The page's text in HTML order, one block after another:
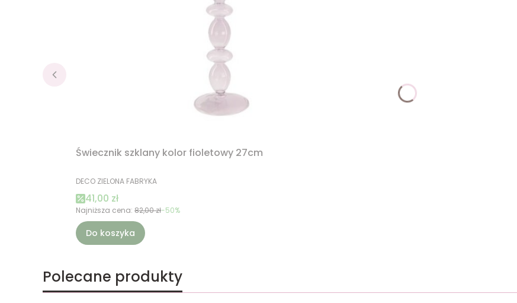
Świecznik szklany kolor fioletowy 27cm
PRODUCENT
DECO ZIELONA FABRYKA
Cena promocyjna
41,00 zł
Najniższa cena: 82,00 zł-50%
Do koszyka
Polecane produkty